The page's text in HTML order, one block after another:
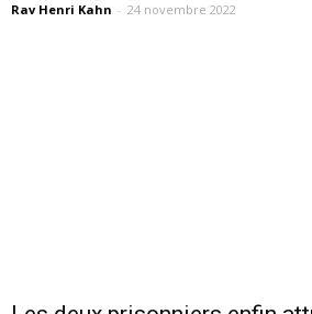
Rav Henri Kahn - 24 novembre 2022